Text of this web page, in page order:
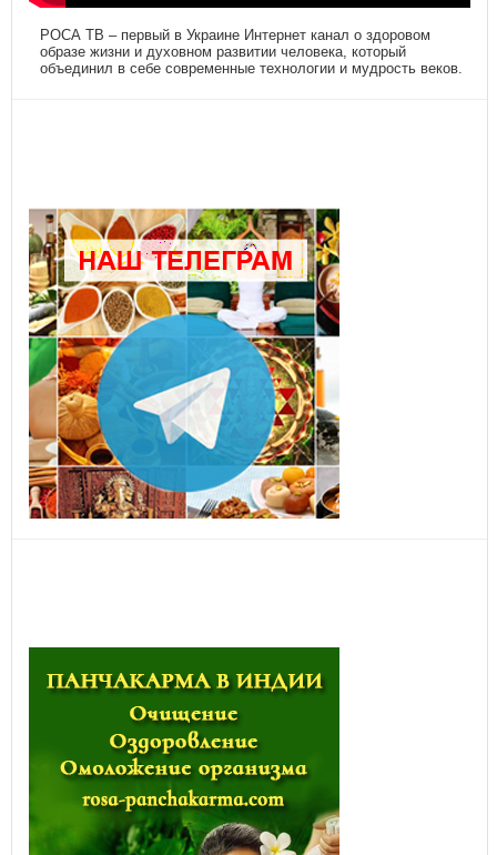
РОСА ТВ – первый в Украине Интернет канал о здоровом
образе жизни и духовном развитии человека, который
объединил в себе современные технологии и мудрость веков.